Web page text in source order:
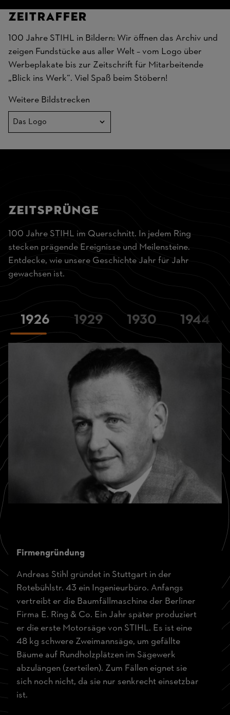
Zeitraffer
100 Jahre STIHL in Bildern: Wir öffnen das Archiv und
zeigen Fundstücke aus aller Welt – vom Logo über
Werbeplakate bis zur Zeitschrift für Mitarbeitende
„Blick ins Werk“. Viel Spaß beim Stöbern!
Weitere Bildstrecken
Zeitsprünge
100 Jahre STIHL im Querschnitt. In jedem Ring
stecken prägende Ereignisse und Meilensteine.
Entdecke, wie unsere Geschichte Jahr für Jahr
gewachsen ist.
1926 1929 1930 1944
Firmengründung
Andreas Stihl gründet in Stuttgart in der
Rotebühlstr. 43 ein Ingenieurbüro. Anfangs
vertreibt er die Baumfällmaschine der Berliner
Firma E. Ring & Co. Ein Jahr später produziert
er die erste Motorsäge von STIHL. Es ist eine
48 kg schwere Zweimannsäge, um gefällte
Bäume auf Rundholzplätzen im Sägewerk
abzulängen (zerteilen). Zum Fällen eignet sie
sich noch nicht, da sie nur senkrecht einsetzbar
ist.